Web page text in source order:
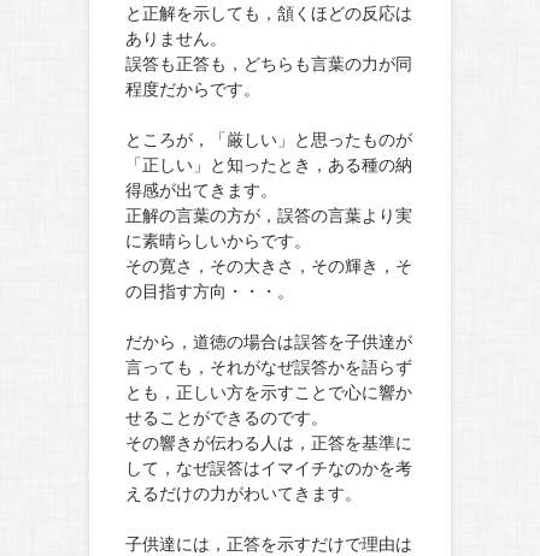
と正解を示しても，頷くほどの反応は
ありません。
誤答も正答も，どちらも言葉の力が同
程度だからです。
ところが，「厳しい」と思ったものが
「正しい」と知ったとき，ある種の納
得感が出てきます。
正解の言葉の方が，誤答の言葉より実
に素晴らしいからです。
その寛さ，その大きさ，その輝き，そ
の目指す方向・・・。
だから，道徳の場合は誤答を子供達が
言っても，それがなぜ誤答かを語らず
とも，正しい方を示すことで心に響か
せることができるのです。
その響きが伝わる人は，正答を基準に
して，なぜ誤答はイマイチなのかを考
えるだけの力がわいてきます。
子供達には，正答を示すだけで理由は